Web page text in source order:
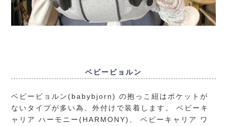
ベビービョルン
ベビービョルン(babybjorn) の抱っこ紐はポケットが
ないタイプが多い為、外付けで装着します。ベビーキ
ャリア ハーモニー(HARMONY)
、ベビーキャリア ワ